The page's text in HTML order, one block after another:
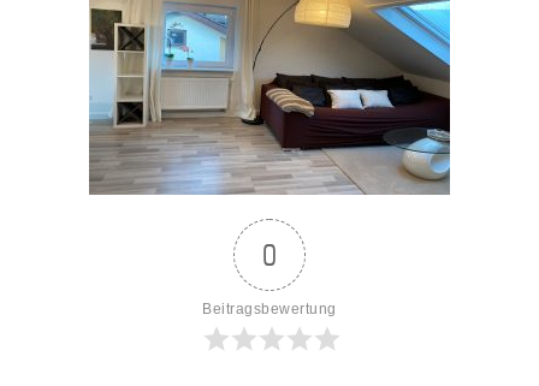
0
Beitragsbewertung